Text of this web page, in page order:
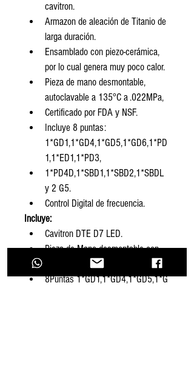
cavitron.
Armazon de aleación de Titanio de
larga duración.
Ensamblado con piezo-cerámica,
por lo cual genera muy poco calor.
Pieza de mano desmontable,
autoclavable a 135°C a .022MPa,
Certificado por FDA y NSF.
Incluye 8 puntas:
1*GD1,1*GD4,1*GD5,1*GD6,1*PD
1,1*ED1,1*PD3,
1*PD4D,1*SBD1,1*SBD2,1*SBDL
y 2 G5.
Control Digital de frecuencia.
Incluye:
Cavitron DTE D7 LED.
Pieza de Mano desmontable con
8Puntas 1*GD1,1*GD4,1*GD5,1*G